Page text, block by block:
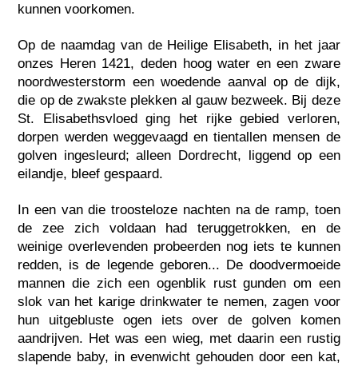
kunnen voorkomen.
Op de naamdag van de Heilige Elisabeth, in het jaar
onzes Heren 1421, deden hoog water en een zware
noordwesterstorm een woedende aanval op de dijk,
die op de zwakste plekken al gauw bezweek. Bij deze
St. Elisabethsvloed ging het rijke gebied verloren,
dorpen werden weggevaagd en tientallen mensen de
golven ingesleurd; alleen Dordrecht, liggend op een
eilandje, bleef gespaard.
In een van die troosteloze nachten na de ramp, toen
de zee zich voldaan had teruggetrokken, en de
weinige overlevenden probeerden nog iets te kunnen
redden, is de legende geboren... De doodvermoeide
mannen die zich een ogenblik rust gunden om een
slok van het karige drinkwater te nemen, zagen voor
hun uitgebluste ogen iets over de golven komen
aandrijven. Het was een wieg, met daarin een rustig
slapende baby, in evenwicht gehouden door een kat,